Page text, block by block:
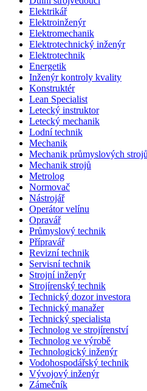
Elektrikář
Elektroinženýr
Elektromechanik
Elektrotechnický inženýr
Elektrotechnik
Energetik
Inženýr kontroly kvality
Konstruktér
Lean Specialist
Letecký instruktor
Letecký mechanik
Lodní technik
Mechanik
Mechanik průmyslových strojů
Mechanik strojů
Metrolog
Normovač
Nástrojář
Operátor velínu
Opravář
Průmyslový technik
Přípravář
Revizní technik
Servisní technik
Strojní inženýr
Strojírenský technik
Technický dozor investora
Technický manažer
Technický specialista
Technolog ve strojírenství
Technolog ve výrobě
Technologický inženýr
Vodohospodářský technik
Vývojový inženýr
Zámečník